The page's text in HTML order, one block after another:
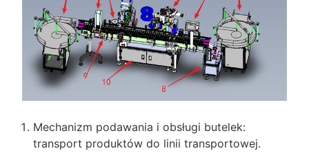
Mechanizm podawania i obsługi butelek:
transport produktów do linii transportowej.